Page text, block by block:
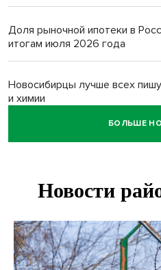
Доля рыночной ипотеки в
итогам июля 2026 года
Новосибирцы лучше всех
и химии
Нейросеть для диагностики
Двум бойцам СВО после
Персидский ковер «108
Востока в Новосибирск
БОЛЬШЕ